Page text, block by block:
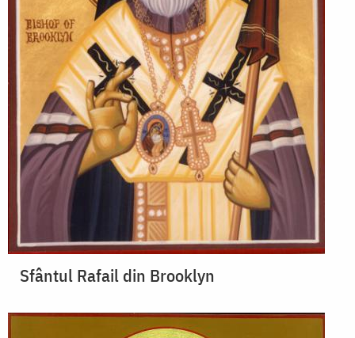
Sfântul Rafail din Brooklyn